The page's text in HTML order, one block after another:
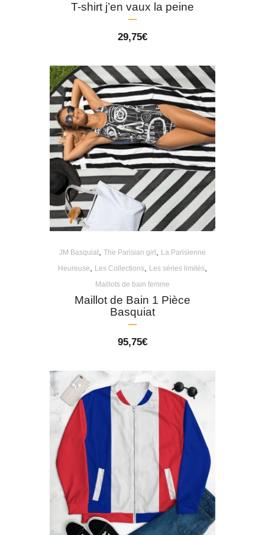
T-shirt j’en vaux la peine
29,75€
JM Basquiat The Parisian girl
La Parisienne
Heureuse
Les Collections Les séries limités
Maillots de bain femme
Maillot de Bain 1 Pièce
Basquiat
95,75€